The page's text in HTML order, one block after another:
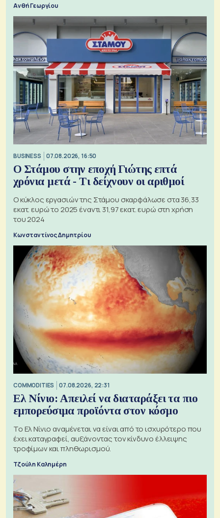
Ανθή Γεωργίου
BUSINESS 07.08.2026, 16:50
Ο Στάμου στην εποχή Γιώτης επτά
χρόνια μετά - Τι δείχνουν οι αριθμοί
Ο κύκλος εργασιών της Στάμου σκαρφάλωσε στα 36,33
εκατ. ευρώ το 2025 έναντι 31,97 εκατ. ευρώ στη χρήση
του 2024
Κωνσταντίνος Δημητρίου
COMMODITIES 07.08.2026, 22:31
Ελ Νίνιο: Απειλεί να διαταράξει τα πιο
εμπορεύσιμα προϊόντα στον κόσμο
Το Ελ Νίνιο αναμένεται να είναι από το ισχυρότερο που
έχει καταγραφεί, αυξάνοντας τον κίνδυνο έλλειψης
τροφίμων και πληθωρισμού.
Τζούλη Καλημέρη